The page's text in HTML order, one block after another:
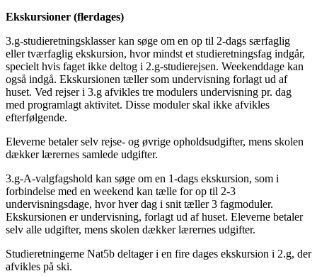
Ekskursioner (flerdages)
3.g-studieretningsklasser kan søge om en op til 2-dags særfaglig
eller tværfaglig ekskursion, hvor mindst et studieretningsfag indgår,
specielt hvis faget ikke deltog i 2.g-studierejsen. Weekenddage kan
også indgå. Ekskursionen tæller som undervisning forlagt ud af
huset. Ved rejser i 3.g afvikles tre modulers undervisning pr. dag
med programlagt aktivitet. Disse moduler skal ikke afvikles
efterfølgende.
Eleverne betaler selv rejse- og øvrige opholdsudgifter, mens skolen
dækker lærernes samlede udgifter.
3.g-A-valgfagshold kan søge om en 1-dags ekskursion, som i
forbindelse med en weekend kan tælle for op til 2-3
undervisningsdage, hvor hver dag i snit tæller 3 fagmoduler.
Ekskursionen er undervisning, forlagt ud af huset. Eleverne betaler
selv alle udgifter, mens skolen dækker lærernes udgifter.
Studieretningerne Nat5b deltager i en fire dages ekskursion i 2.g, der
afvikles på ski.